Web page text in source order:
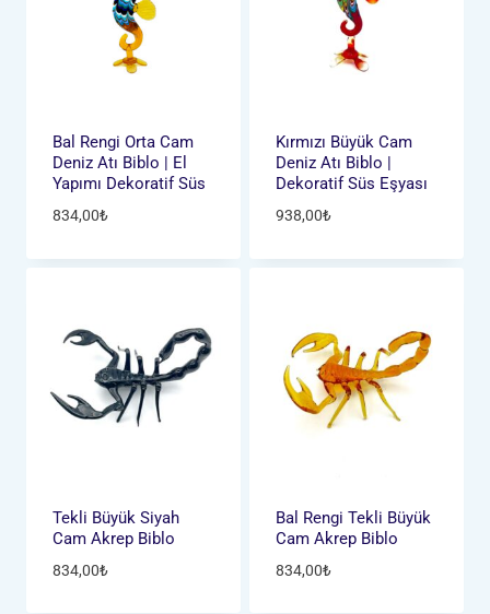
Bal Rengi Orta Cam
Deniz Atı Biblo | El
Yapımı Dekoratif Süs
834,00₺
Kırmızı Büyük Cam
Deniz Atı Biblo |
Dekoratif Süs Eşyası
938,00₺
Tekli Büyük Siyah
Cam Akrep Biblo
834,00₺
Bal Rengi Tekli Büyük
Cam Akrep Biblo
834,00₺